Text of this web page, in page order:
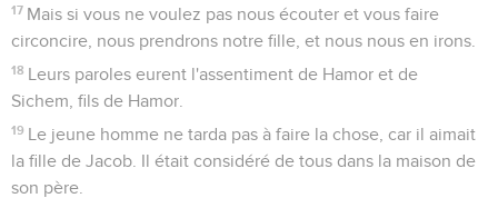
17 Mais si vous ne voulez pas nous écouter et vous faire
circoncire, nous prendrons notre fille, et nous nous en irons.
18 Leurs paroles eurent l'assentiment de Hamor et de
Sichem, fils de Hamor.
19 Le jeune homme ne tarda pas à faire la chose, car il aimait
la fille de Jacob. Il était considéré de tous dans la maison de
son père.